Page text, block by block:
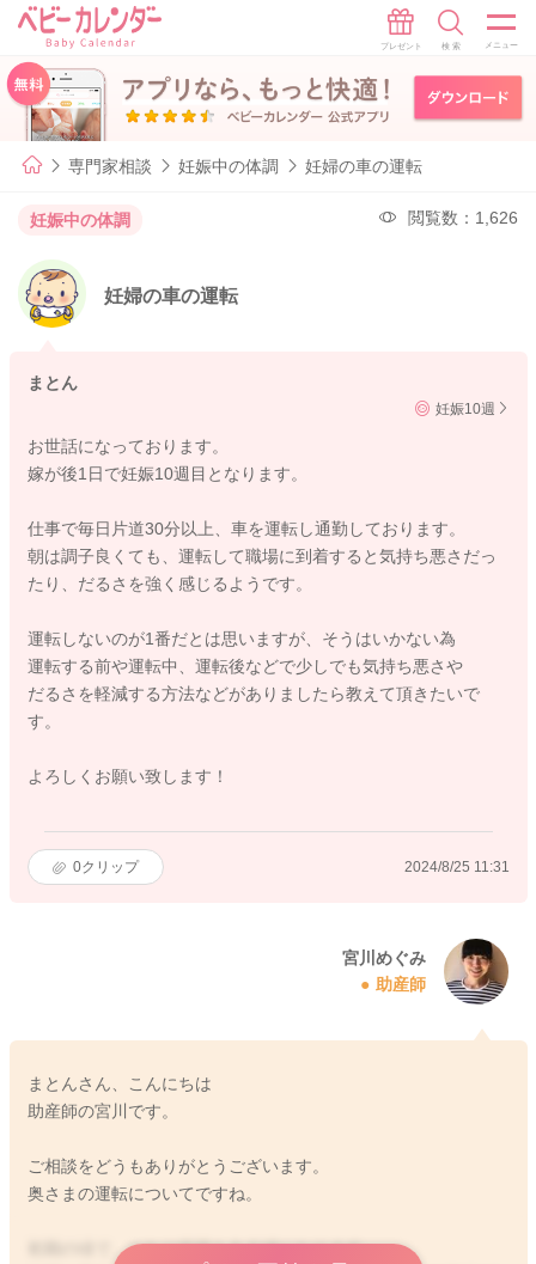
専門家相談 妊娠中の体調 妊婦の車の運転
妊娠中の体調 閲覧数：1,626
妊婦の車の運転
まとん
妊娠10週
お世話になっております。
嫁が後1日で妊娠10週目となります。
仕事で毎日片道30分以上、車を運転し通勤しております。
朝は調子良くても、運転して職場に到着すると気持ち悪さだっ
たり、だるさを強く感じるようです。
運転しないのが1番だとは思いますが、そうはいかない為
運転する前や運転中、運転後などで少しでも気持ち悪さや
だるさを軽減する方法などがありましたら教えて頂きたいで
す。
よろしくお願い致します！
0クリップ 2024/8/25 11:31
宮川めぐみ
助産師
まとんさん、こんにちは
助産師の宮川です。
ご相談をどうもありがとうございます。
奥さまの運転についてですね。
初期の頃で、つわり症状もある頃になります。